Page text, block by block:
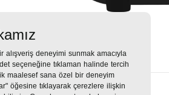
alışveriş deneyimi sunmak amacıyla
seçeneğine tıklaman halinde tercih
maalesef sana özel bir deneyim
öğesine tıklayarak çerezlere ilişkin